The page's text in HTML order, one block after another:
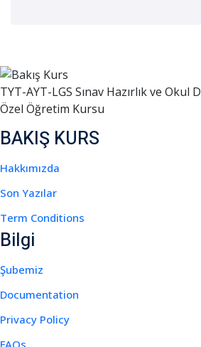
TYT-AYT-LGS Sınav Hazırlık ve
Özel Öğretim Kursu
BAKIŞ KURS
Hakkımızda
Son Yazılar
Term Conditions
Bilgi
Şubemiz
Documentation
Privacy Policy
FAQs